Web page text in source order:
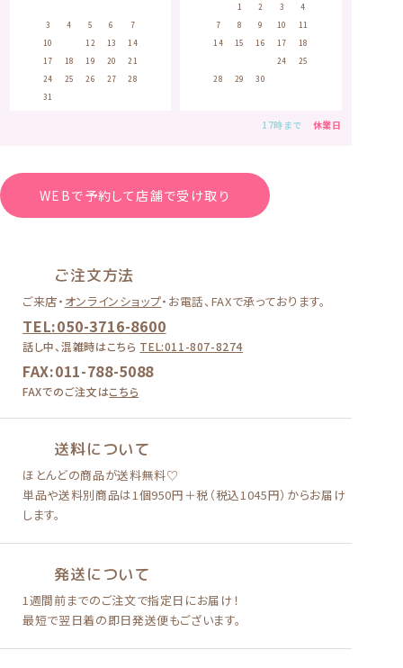
3 4 5 6 7
10 12 13 14
17 18 19 20 21
24 25 26 27 28
31
1
2 3 4
7 8 9 10 11
14 15 16 17 18
24 25
28 29 30
17時まで 休業日
WEBで予約して店舗で受け取り
ご注文方法
ご来店・ オンラインショップ・ お電話、FAXで承っております。
TEL:050-3716-8600
話し中、混雑時はこちら TEL:011-807-8274
FAX:011-788-5088
FAXでのご注文はこちら
送料について
ほとんどの商品が送料無料♡
単品や送料別商品は1個950円＋税（税込1045円） からお届け
します。
発送について
1週間前までのご注文で指定日にお届け！
最短で翌日着の即日発送便もございます。